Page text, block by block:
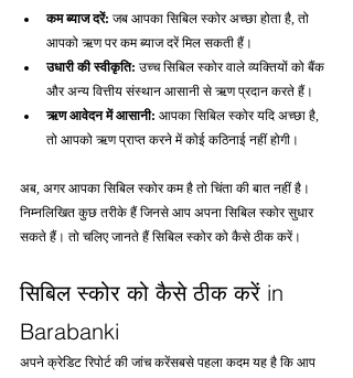
कम ब्याज दरें: जब आपका सिबिल स्कोर अच्छा होता है, तो
आपको ऋण पर कम ब्याज दरें मिल सकती हैं।
उधारी की स्वीकृति: उच्च सिबिल स्कोर वाले व्यक्तियों को बैंक
और अन्य वित्तीय संस्थान आसानी से ऋण प्रदान करते हैं।
ऋण आवेदन में आसानी: आपका सिबिल स्कोर यदि अच्छा है,
तो आपको ऋण प्राप्त करने में कोई कठिनाई नहीं होगी।
अब, अगर आपका सिबिल स्कोर कम है तो चिंता की बात नहीं है।
निम्नलिखित कुछ तरीके हैं जिनसे आप अपना सिबिल स्कोर सुधार
सकते हैं। तो चलिए जानते हैं सिबिल स्कोर को कैसे ठीक करें।
सिबिल स्कोर को कैसे ठीक करें in
Barabanki
अपने क्रेडिट रिपोर्ट की जांच करेंसबसे पहला कदम यह है कि आप